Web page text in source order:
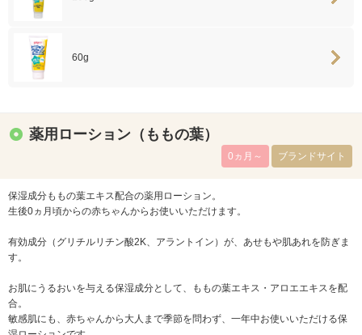
60g
薬用ローション（ももの葉）
0ヵ月～ ブランドサイト
保湿成分ももの葉エキス配合の薬用ローション。
生後0ヵ月頃からの赤ちゃんからお使いいただけます。
有効成分（グリチルリチン酸2K、アラントイン）が、あせもや肌あれを防ぎま
す。
お肌にうるおいを与える保湿成分として、ももの葉エキス・アロエエキスを配
合。
敏感肌にも、赤ちゃんから大人まで季節を問わず、一年中お使いいただける保